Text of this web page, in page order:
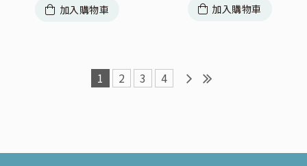
加入購物車 加入購物車
1 2 3 4